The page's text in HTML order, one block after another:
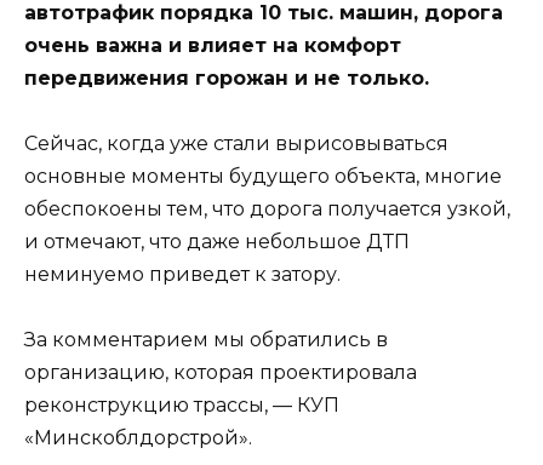
автотрафик порядка 10 тыс. машин, дорога
очень важна и влияет на комфорт
передвижения горожан и не только.
Сейчас, когда уже стали вырисовываться
основные моменты будущего объекта, многие
обеспокоены тем, что дорога получается узкой,
и отмечают, что даже небольшое ДТП
неминуемо приведет к затору.
За комментарием мы обратились в
организацию, которая проектировала
реконструкцию трассы, — КУП
«Минскоблдорстрой».